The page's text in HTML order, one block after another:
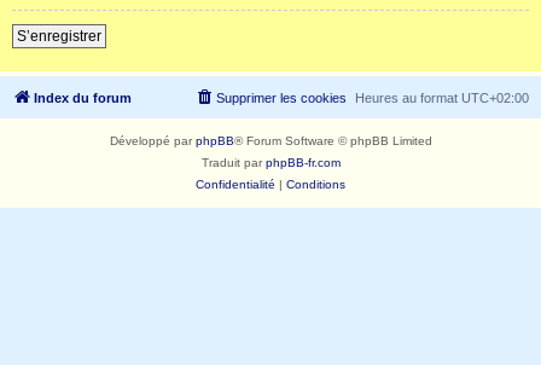
S’enregistrer
Index du forum Heures au format UTC+02:00
Supprimer les cookies
Développé parphpBB® Forum Software © phpBB Limited
Traduit parphpBB-fr.com
Confidentialité | Conditions